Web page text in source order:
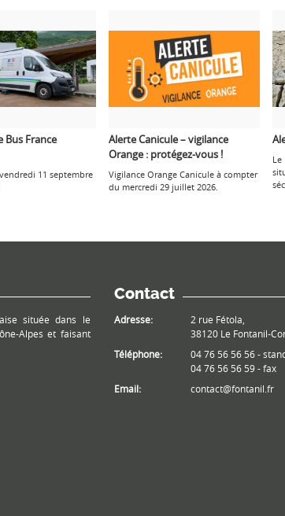
Bus France
11 septembre
Alerte Canicule – vigilance
Orange : protégez-vous !
Vigilance Orange Canicule à compter
du mercredi 29 juillet 2026.
située dans le
Alpes et faisant
Contact
Adresse:
2 rue Fétola,
38120 Le Fontanil-
Téléphone:
04 76 56 56 56 -
04 76 56 56 59 - fax
Email:
contact@fontanil.fr